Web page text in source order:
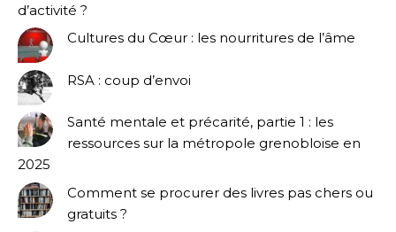
d’activité ?
Cultures du Cœur : les nourritures de l’âme
RSA : coup d’envoi
Santé mentale et précarité, partie 1 : les
ressources sur la métropole grenobloise en
2025
Comment se procurer des livres pas chers ou
gratuits ?